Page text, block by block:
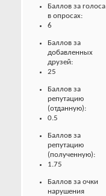
Баллов за голоса
в опросах:
6
Баллов за
добавленных
друзей:
25
Баллов за
репутацию
(отданную):
0.5
Баллов за
репутацию
(полученную):
1.75
Баллов за очки
нарушения